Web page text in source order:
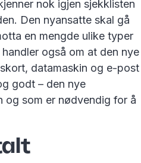
nok igjen sjekklisten
Den nyansatte skal gå
en mengde ulike typer
også om at den nye
datamaskin og e-post
godt – den nye
og som er nødvendig for å